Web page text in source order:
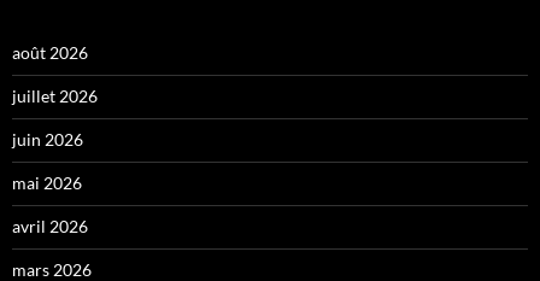
août 2026
juillet 2026
juin 2026
mai 2026
avril 2026
mars 2026